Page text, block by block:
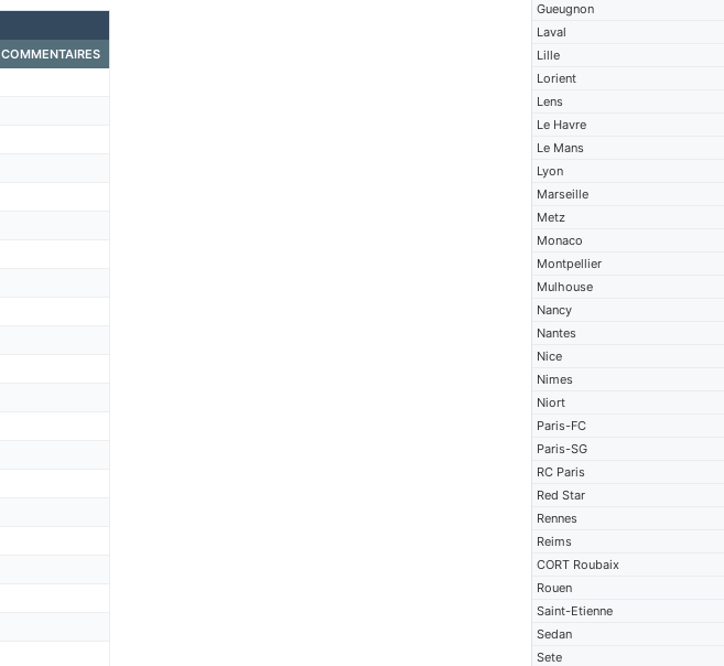
Gueugnon
Laval
Lille
Lorient
Lens
Le Havre
Le Mans
Lyon
Marseille
Metz
Monaco
Montpellier
Mulhouse
Nancy
Nantes
Nice
Nimes
Niort
Paris-FC
Paris-SG
RC Paris
Red Star
Rennes
Reims
CORT Roubaix
Rouen
Saint-Etienne
Sedan
Sete
COMMENTAIRES